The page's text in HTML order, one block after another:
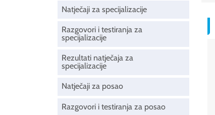
Natječaji za specijalizacije
Razgovori i testiranja za
specijalizacije
Rezultati natječaja za
specijalizacije
Natječaji za posao
Razgovori i testiranja za posao